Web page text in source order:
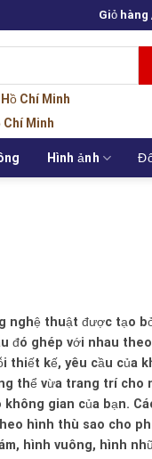
Giỏ
Chí Minh
Minh
Hình ảnh
nghệ thuật được tạo
đó ghép với nhau
thiết kế, yêu cầu của
thể vừa trang trí cho
gian của bạn.
hình thù sao cho
hình vuông, hình